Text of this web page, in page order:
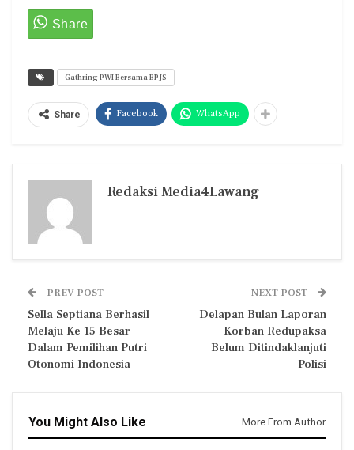
Gathring PWI Bersama BPJS
Share Facebook WhatsApp
Redaksi Media4Lawang
PREV POST
Sella Septiana Berhasil
Melaju Ke 15 Besar
Dalam Pemilihan Putri
Otonomi Indonesia
NEXT POST
Delapan Bulan Laporan
Korban Redupaksa
Belum Ditindaklanjuti
Polisi
You Might Also Like More From Author